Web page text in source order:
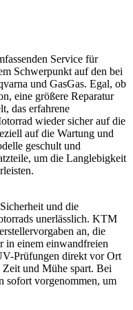
Service für
Schwerpunkt auf den bei
und GasGas. Egal, ob
eine größere Reparatur
das erfahrene
wieder sicher auf die
auf die Wartung und
geschult und
um die Langlebigkeit
und die
unerlässlich. KTM
an, die
in einem einwandfreien
Prüfungen direkt vor Ort
und Mühe spart. Bei
sofort vorgenommen, um